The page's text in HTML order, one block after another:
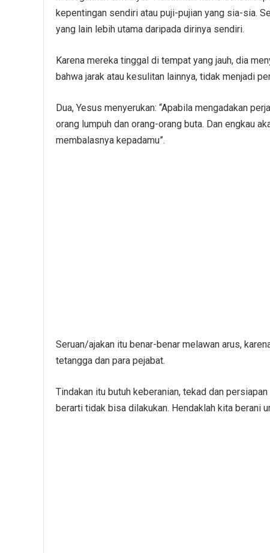
kepentingan sendiri atau puji-pujian yang sia-sia.
yang lain lebih utama daripada dirinya sendiri.
Karena mereka tinggal di tempat yang jauh, dia
bahwa jarak atau kesulitan lainnya, tidak menjadi
Dua, Yesus menyerukan: “Apabila mengadakan
orang lumpuh dan orang-orang buta. Dan engkau
membalasnya kepadamu”.
Seruan/ajakan itu benar-benar melawan arus,
tetangga dan para pejabat.
Tindakan itu butuh keberanian, tekad dan
berarti tidak bisa dilakukan. Hendaklah kita berani